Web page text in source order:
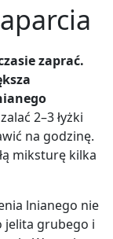
zaprać.
2–3 łyżki
na godzinę.
miksturę kilka
lnianego nie
jelita grubego i